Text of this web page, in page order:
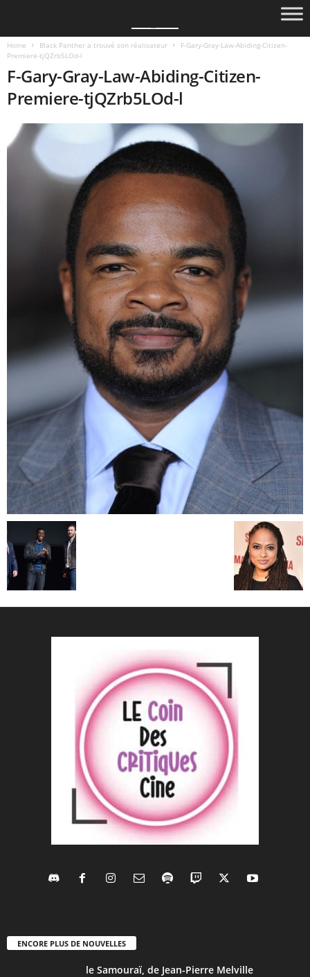
Home Black Panther a trouvé son réalisateur
F-Gary-Gray-Law-Abiding-Citizen-
Premiere-tjQZrb5LOd-l
F-Gary-Gray-Law-Abiding-Citizen-
Premiere-tjQZrb5LOd-l
ENCORE PLUS DE NOUVELLES
le Samouraï, de Jean-Pierre Melville